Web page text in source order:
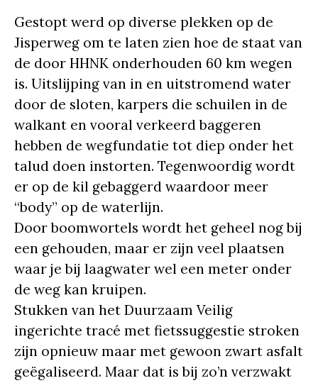
Gestopt werd op diverse plekken op de
Jisperweg om te laten zien hoe de staat van
de door HHNK onderhouden 60 km wegen
is. Uitslijping van in en uitstromend water
door de sloten, karpers die schuilen in de
walkant en vooral verkeerd baggeren
hebben de wegfundatie tot diep onder het
talud doen instorten. Tegenwoordig wordt
er op de kil gebaggerd waardoor meer
“body” op de waterlijn.
Door boomwortels wordt het geheel nog bij
een gehouden, maar er zijn veel plaatsen
waar je bij laagwater wel een meter onder
de weg kan kruipen.
Stukken van het Duurzaam Veilig
ingerichte tracé met fietssuggestie stroken
zijn opnieuw maar met gewoon zwart asfalt
geëgaliseerd. Maar dat is bij zo’n verzwakt